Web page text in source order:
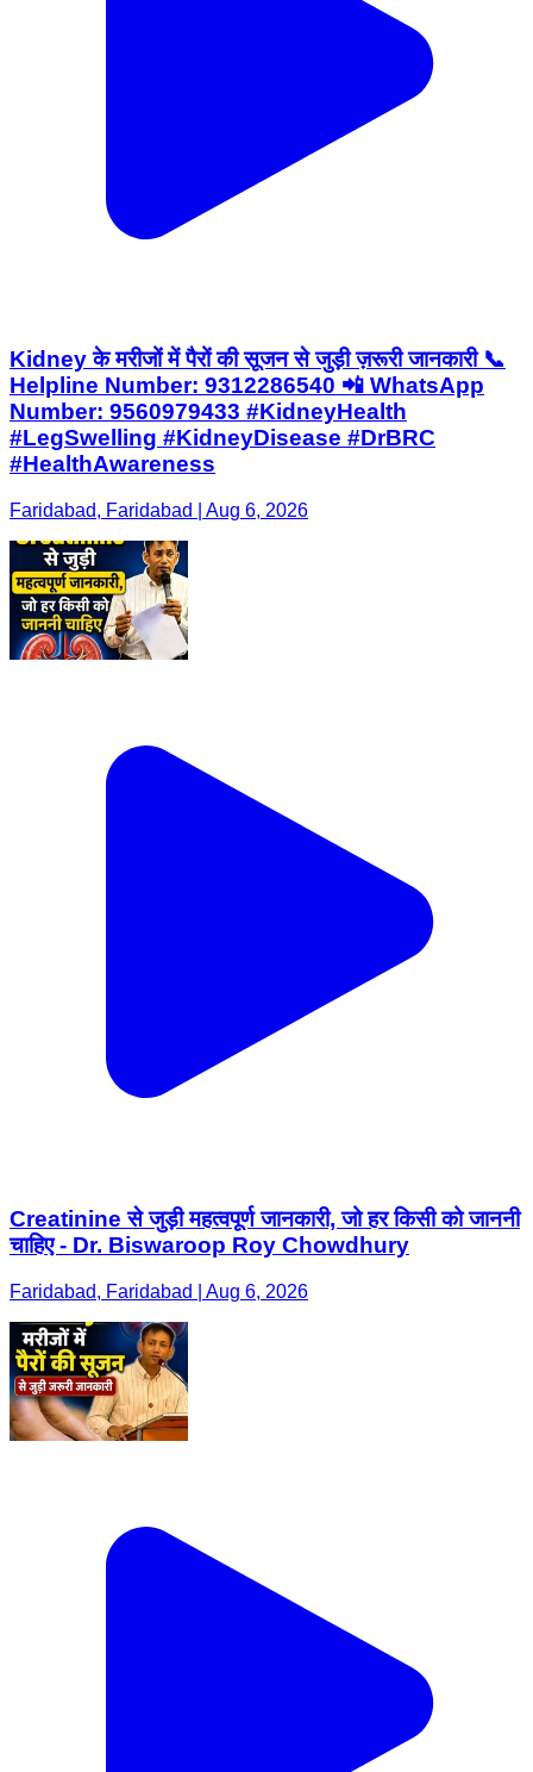
Kidney के मरीजों में पैरों की सूजन से जुड़ी ज़रूरी जानकारी 📞
Helpline Number: 9312286540 📲 WhatsApp
Number: 9560979433 #KidneyHealth
#LegSwelling #KidneyDisease #DrBRC
#HealthAwareness
Faridabad, Faridabad | Aug 6, 2026
Creatinine से जुड़ी महत्वपूर्ण जानकारी, जो हर किसी को जाननी
चाहिए - Dr. Biswaroop Roy Chowdhury
Faridabad, Faridabad | Aug 6, 2026